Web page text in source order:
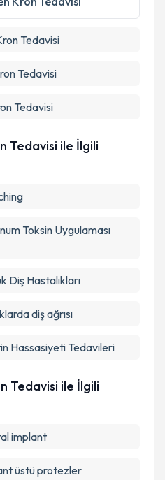
kabul ediyorum.
Tedavisi
Tedavisi
Tedavisi
Tedavisi ile İlgili
Toksin Uygulaması
Diş Hastalıkları
diş ağrısı
Hassasiyeti Tedavileri
Tedavisi ile İlgili
implant
üstü protezler